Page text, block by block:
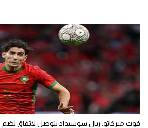
فوت ميركاتو: ريال سوسيداد يتوصل لاتفاق لضم